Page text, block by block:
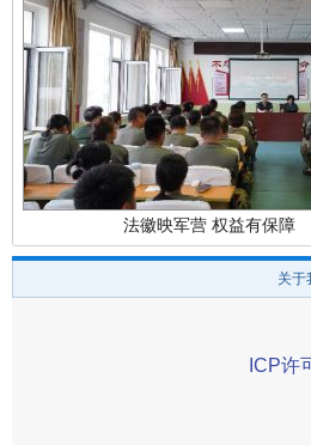
法徽映军营 权益有保障
关于
ICP许